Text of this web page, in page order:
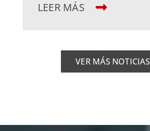
LEER MÁS
VER MÁS NOTICIAS